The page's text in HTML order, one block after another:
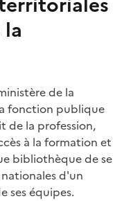
de la
fonction publique
de la profession,
à la formation et
bibliothèque de se
d'un
ses équipes.